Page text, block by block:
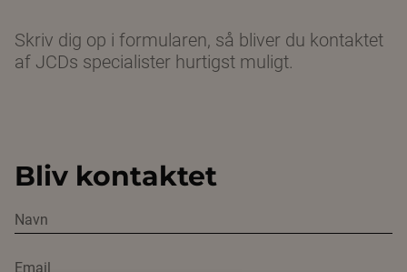
Skriv dig op i formularen, så bliver du kontaktet
af JCDs specialister hurtigst muligt.
Bliv kontaktet